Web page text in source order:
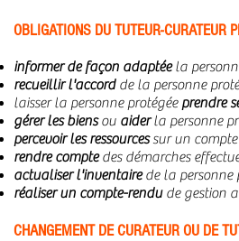
OBLIGATIONS DU TUTEUR-CURATEUR
informer de façon adaptéela
recueillir l'accordde la personne
laisser la personne protégée prendre
gérer les biensou aiderla personne
percevoir les ressourcessur un
rendre comptedes démarches
actualiser l'inventairede la personne
réaliser un compte-rendu de gestion
CHANGEMENT DE CURATEUR OU DE